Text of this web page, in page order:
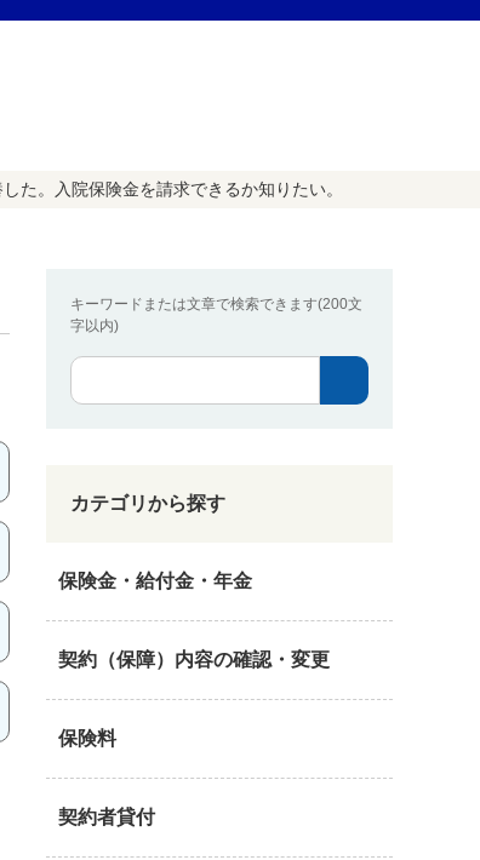
た。入院保険金を請求できるか知りたい。
キーワードまたは文章で検索できます(200文
字以内)
カテゴリから探す
保険金・給付金・年金
契約（保障）内容の確認・変更
保険料
契約者貸付